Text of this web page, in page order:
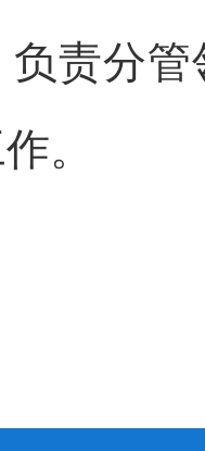
负责分
。